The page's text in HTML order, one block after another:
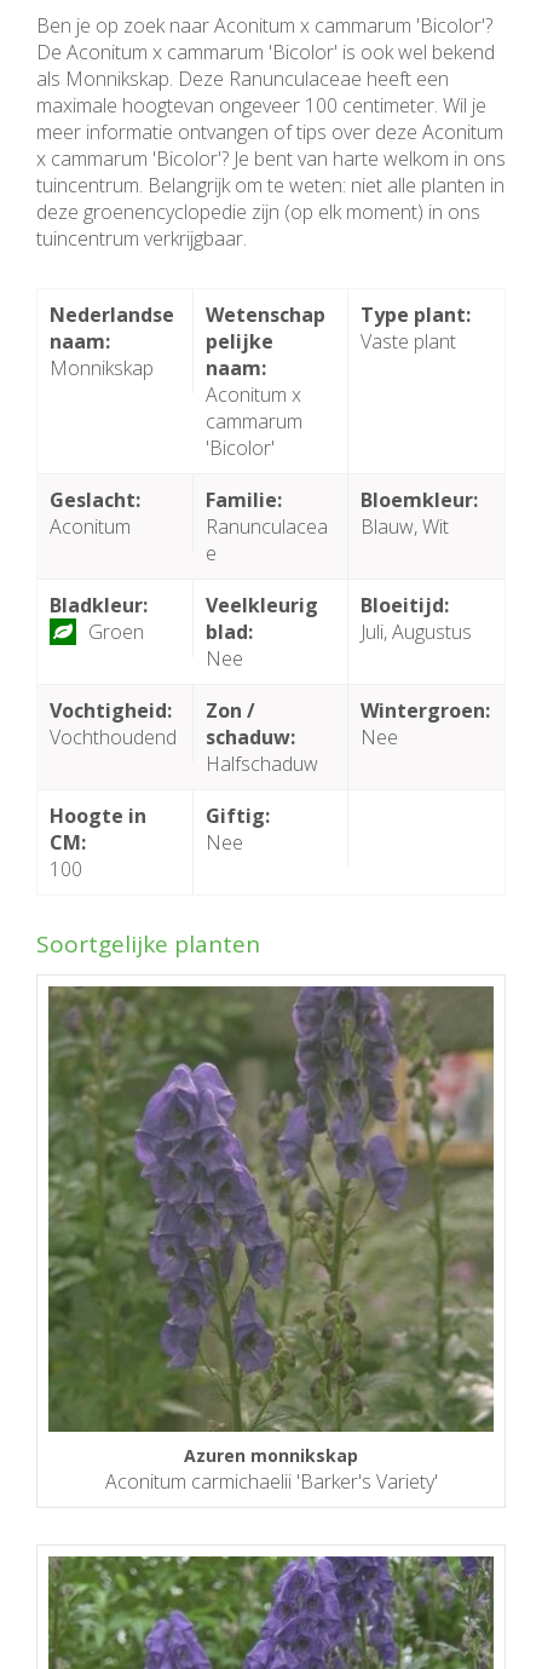
Ben je op zoek naar Aconitum x cammarum 'Bicolor'?
De Aconitum x cammarum 'Bicolor' is ook wel bekend
als Monnikskap. Deze Ranunculaceae heeft een
maximale hoogtevan ongeveer 100 centimeter. Wil je
meer informatie ontvangen of tips over deze Aconitum
x cammarum 'Bicolor'? Je bent van harte welkom in ons
tuincentrum. Belangrijk om te weten: niet alle planten in
deze groenencyclopedie zijn (op elk moment) in ons
tuincentrum verkrijgbaar.
Nederlandse
naam:
Monnikskap
Wetenschap
pelijke
naam:
Aconitum x
cammarum
'Bicolor'
Type plant:
Vaste plant
Geslacht:
Aconitum
Familie:
Ranunculacea
e
Bloemkleur:
Blauw, Wit
Bladkleur:
Groen
Veelkleurig
blad:
Nee
Bloeitijd:
Juli, Augustus
Vochtigheid:
Vochthoudend
Zon /
schaduw:
Halfschaduw
Wintergroen:
Nee
Hoogte in
CM:
100
Giftig:
Nee
Soortgelijke planten
Azuren monnikskap
Aconitum carmichaelii 'Barker's Variety'